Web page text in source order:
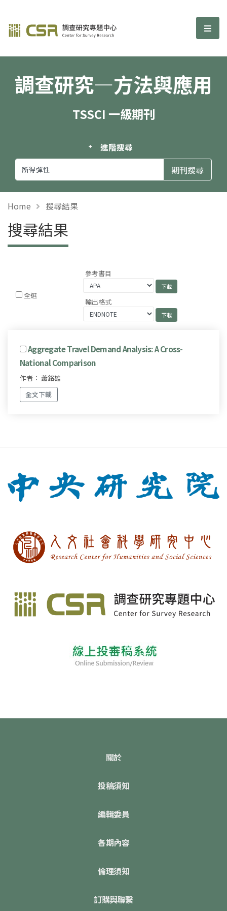
調查研究—方法與應用期刊 選
調查研究—方法與應用
TSSCI 一級期刊
進階搜尋
Home 搜尋結果
搜尋結果
全選
參考書目
輸出格式
Aggregate Travel Demand Analysis: A Cross-
National Comparison
作者： 蕭銘雄
全文下載
關於
投稿須知
編輯委員
各期內容
倫理須知
訂購與聯繫